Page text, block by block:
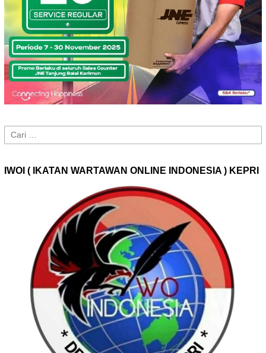
Cari
untuk:
IWOI ( IKATAN WARTAWAN ONLINE INDONESIA ) KEPRI